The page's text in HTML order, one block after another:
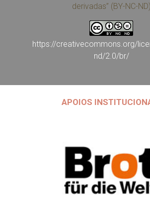
derivadas” (BY-NC-ND)
https://creativecommons.org/
nd/2.0/br/
APOIOS